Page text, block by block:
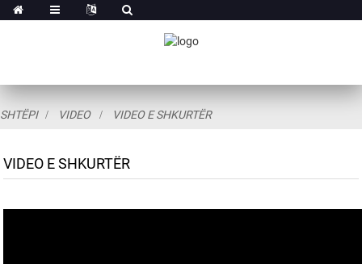
SHTËPI VIDEO VIDEO E SHKURTËR
VIDEO E SHKURTËR